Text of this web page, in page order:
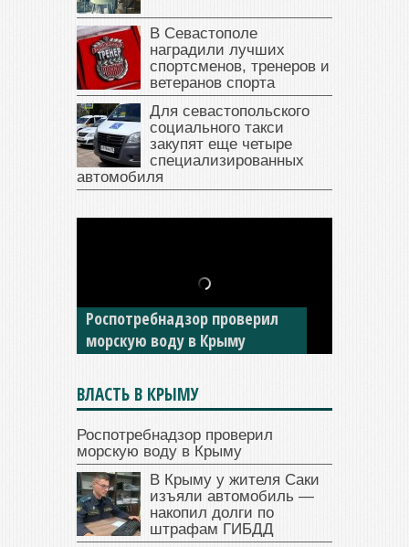
В Севастополе
наградили лучших
спортсменов, тренеров и
ветеранов спорта
Для севастопольского
социального такси
закупят еще четыре
специализированных
автомобиля
В Крыму у жителя Саки
изъяли автомобиль —
накопил долги по штрафам
ГИБДД
ВЛАСТЬ В КРЫМУ
Роспотребнадзор проверил
морскую воду в Крыму
В Крыму у жителя Саки
изъяли автомобиль —
накопил долги по
штрафам ГИБДД